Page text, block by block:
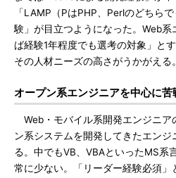
「LAMP（PはPHP、Perlのどちら
験」が目立つようになった。Web
ば経験1年程度でも選考の対象」と
その人材ニーズの高さがうかがえる。
オープン系エンジニアを中心に苦
Web・モバイル系開発エンジニア
ン系システムを開発してきたエン
る。中でもVB、VBAといったMS系
常に少ない。「リーダー経験必須